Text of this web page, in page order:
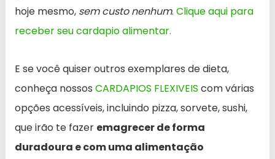
hoje mesmo, sem custo nenhum. Clique aqui para
receber seu cardapio alimentar.
E se você quiser outros exemplares de dieta,
conheça nossos CARDAPIOS FLEXIVEIS com várias
opções acessíveis, incluindo pizza, sorvete, sushi,
que irão te fazer emagrecer de forma
duradoura e com uma alimentação